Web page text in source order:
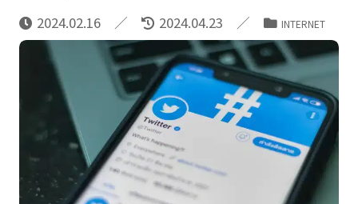
2024.02.16 2024.04.23 INTERNET